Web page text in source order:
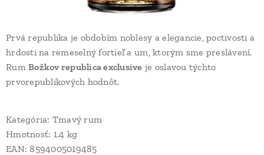
Prvá republika je obdobím noblesy a elegancie, poctivosti a
hrdosti na remeselný fortieľ a um, ktorým sme preslávení.
RumBožkov republica exclusive je oslavou týchto
prvorepublikových hodnôt.
Kategória: Tmavý rum
Hmotnosť: 1.4 kg
EAN: 8594005019485